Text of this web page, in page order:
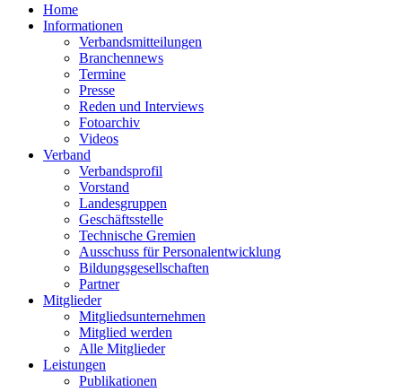
Home
Informationen
Verbandsmitteilungen
Branchennews
Termine
Presse
Reden und Interviews
Fotoarchiv
Videos
Verband
Verbandsprofil
Vorstand
Landesgruppen
Geschäftsstelle
Technische Gremien
Ausschuss für Personalentwicklung
Bildungsgesellschaften
Partner
Mitglieder
Mitgliedsunternehmen
Mitglied werden
Alle Mitglieder
Leistungen
Publikationen